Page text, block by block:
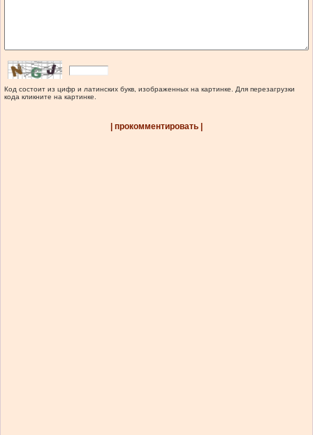
Код состоит из цифр и латинских букв, изображенных на картинке. Для перезагрузки
кода кликните на картинке.
| прокомментировать |